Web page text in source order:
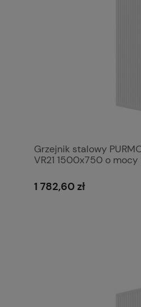
Grzejnik stalowy
VR21 1500x750 o mocy
1 782,60 zł